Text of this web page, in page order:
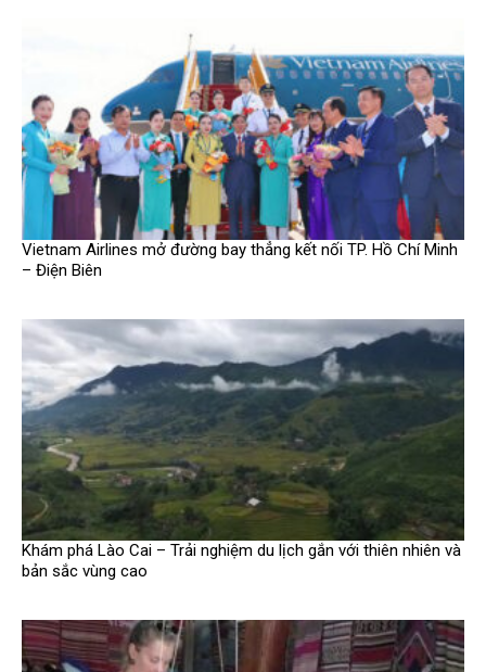
Vietnam Airlines mở đường bay thẳng kết nối TP. Hồ Chí Minh
– Điện Biên
Khám phá Lào Cai – Trải nghiệm du lịch gắn với thiên nhiên và
bản sắc vùng cao